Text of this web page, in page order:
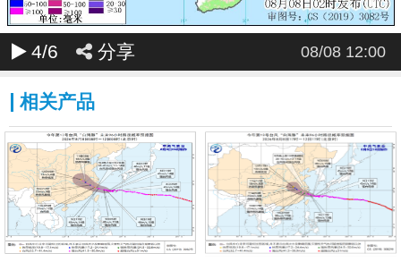
4/6 分享 08/08 12:00
相关产品